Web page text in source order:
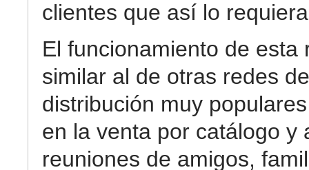
clientes que así lo
El funcionamiento de esta
similar al de otras redes de
distribución muy
en la venta por catálogo y
reuniones de amigos,